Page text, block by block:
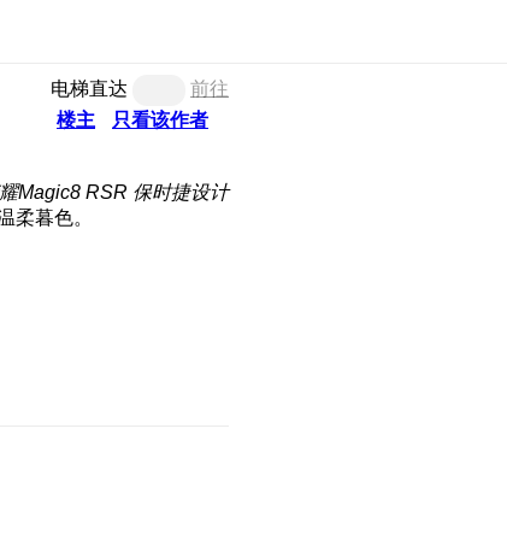
电梯直达
前往
楼主
只看该作者
Magic8 RSR 保时捷设计
柔暮色。